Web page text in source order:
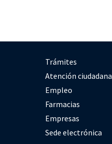
Trámites
Atención ciudadana
Empleo
Farmacias
Empresas
Sede electrónica